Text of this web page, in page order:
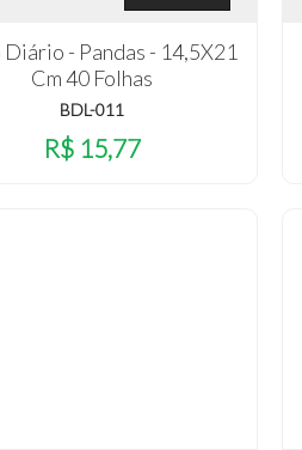
- Pandas - 14,5X21
Cm 40 Folhas
BDL-011
R$ 15,77